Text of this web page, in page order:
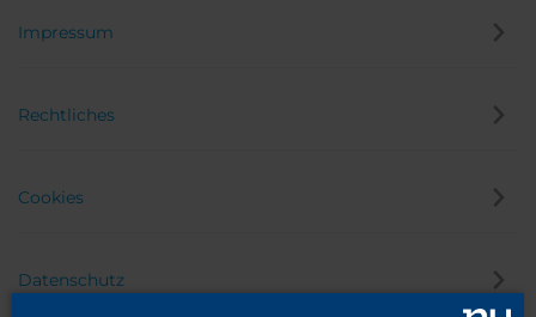
Impressum
Rechtliches
Cookies
Datenschutz